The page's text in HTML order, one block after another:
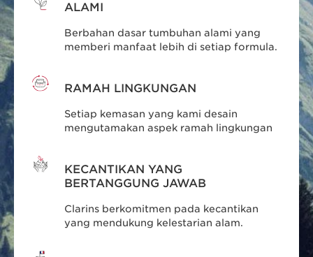
ALAMI
Berbahan dasar tumbuhan alami yang
memberi manfaat lebih di setiap formula.
RAMAH LINGKUNGAN
Setiap kemasan yang kami desain
mengutamakan aspek ramah lingkungan
KECANTIKAN YANG
BERTANGGUNG JAWAB
Clarins berkomitmen pada kecantikan
yang mendukung kelestarian alam.